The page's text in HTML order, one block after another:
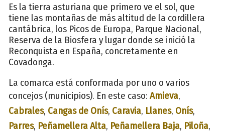
Es la tierra asturiana que primero ve el sol, que
tiene las montañas de más altitud de la cordillera
cantábrica, los Picos de Europa, Parque Nacional,
Reserva de la Biosfera y lugar donde se inició la
Reconquista en España, concretamente en
Covadonga.
La comarca está conformada por uno o varios
concejos (municipios). En este caso: Amieva,
Cabrales, Cangas de Onís, Caravia, Llanes, Onís,
Parres, Peñamellera Alta, Peñamellera Baja, Piloña,